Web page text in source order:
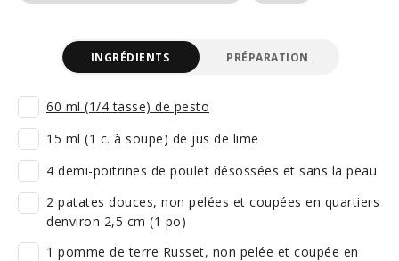
INGRÉDIENTS PRÉPARATION
60 ml (1/4 tasse) de pesto
15 ml (1 c. à soupe) de jus de lime
4 demi-poitrines de poulet désossées et sans la peau
2 patates douces, non pelées et coupées en quartiers
denviron 2,5 cm (1 po)
1 pomme de terre Russet, non pelée et coupée en